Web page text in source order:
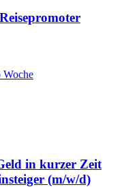
Woche
in kurzer Zeit
(m/w/d)